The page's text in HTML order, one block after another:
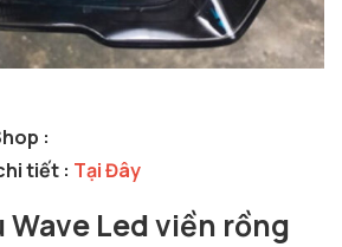
:
tiết : Tại Đây
Wave Led viền rồng